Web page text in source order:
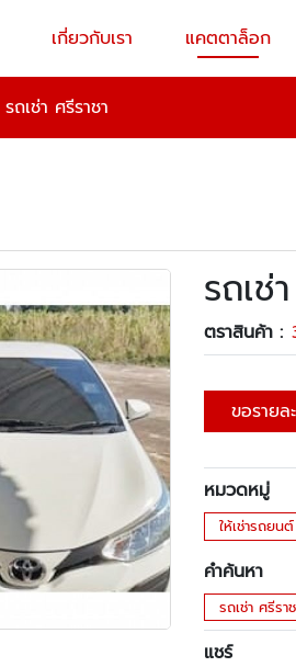
เกี่ยวกับเรา แคตตาล็อก
รถเช่า ศรีราชา
รถเช่
ตราสินค้า :
ขอรายล
หมวดหมู่
ให้เช่ารถยนต์
คำค้นหา
รถเช่า ศรีรา
แชร์